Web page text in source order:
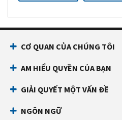
CƠ QUAN CỦA CHÚNG TÔI
AM HIỂU QUYỀN CỦA BẠN
GIẢI QUYẾT MỘT VẤN ĐỀ
NGÔN NGỮ